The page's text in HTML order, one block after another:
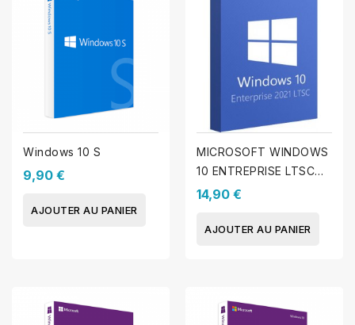
Windows 10 S
9,90 €
AJOUTER AU PANIER
MICROSOFT WINDOWS
10 ENTREPRISE LTSC
2021
14,90 €
AJOUTER AU PANIER